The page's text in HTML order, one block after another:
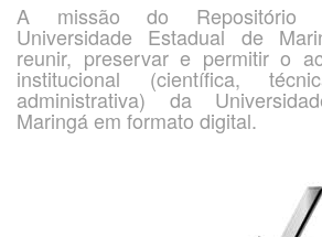
A missão do Repositório
Universidade Estadual de
reunir, preservar e permitir o
institucional (científica,
administrativa) da
Maringá em formato digital.